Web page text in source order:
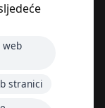
web
stranici